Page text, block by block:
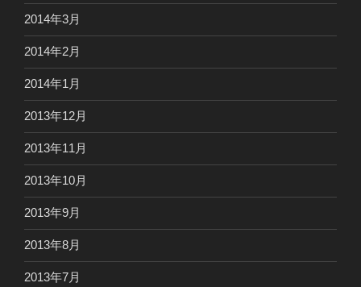
2014年3月
2014年2月
2014年1月
2013年12月
2013年11月
2013年10月
2013年9月
2013年8月
2013年7月